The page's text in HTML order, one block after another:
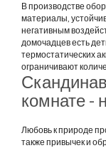
В производстве
материалы,
негативным
домочадцев есть
термостатических
ограничивают
комнате -
Любовь к природе
также привычек и